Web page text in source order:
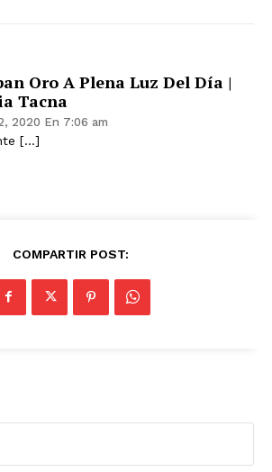
Oro A Plena Luz Del Día |
Tacna
2020 En 7:06 am
[…]
COMPARTIR POST: